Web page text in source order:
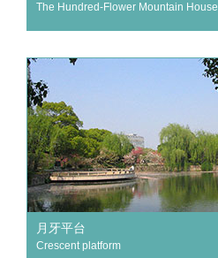
The Hundred-Flower Mountain House
月牙平台
Crescent platform